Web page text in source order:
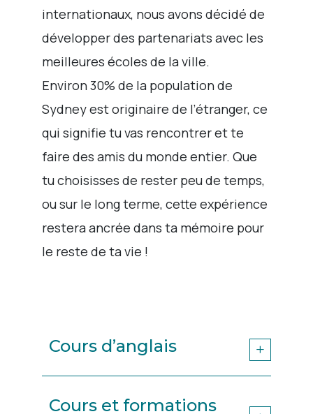
internationaux, nous avons décidé de
développer des partenariats avec les
meilleures écoles de la ville.
Environ 30% de la population de
Sydney est originaire de l’étranger, ce
qui signifie tu vas rencontrer et te
faire des amis du monde entier. Que
tu choisisses de rester peu de temps,
ou sur le long terme, cette expérience
restera ancrée dans ta mémoire pour
le reste de ta vie !
Cours d’anglais
Cours et formations